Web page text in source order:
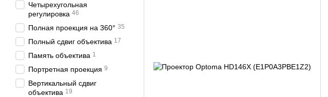
Четырехугольная
регулировка 46
Полная проекция на 360° 35
Полный сдвиг объектива 17
Память объектива 1
Портретная проекция 9
Вертикальный сдвиг
объектива 19